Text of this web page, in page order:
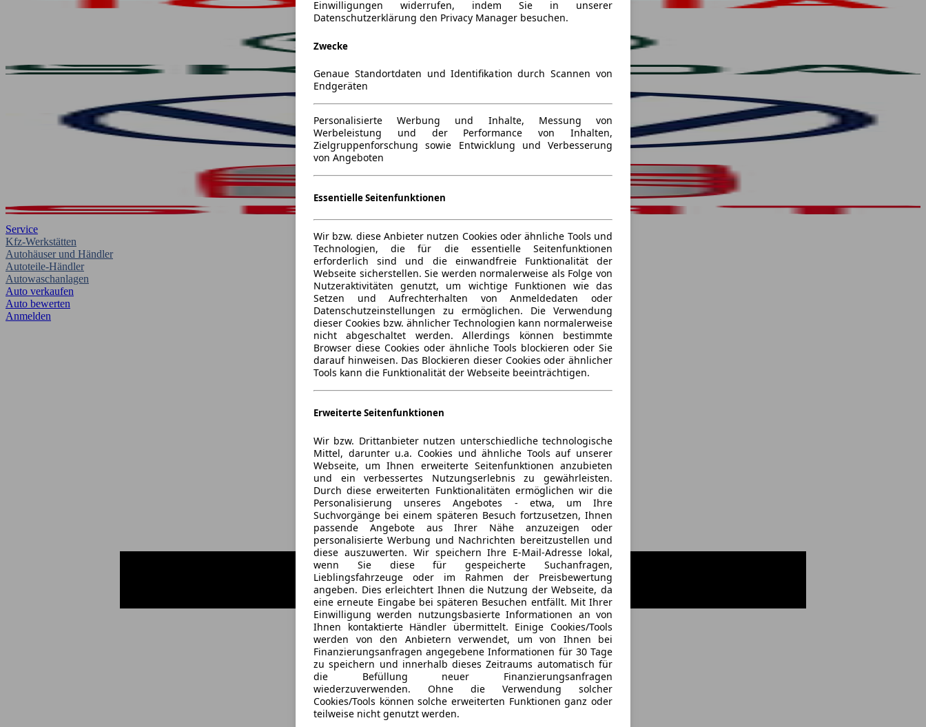
Service
Kfz-Werkstätten
Autohäuser und Händler
Autoteile-Händler
Autowaschanlagen
Auto verkaufen
Auto bewerten
Anmelden
Einwilligungen widerrufen, indem Sie in unserer
Datenschutzerklärung den Privacy Manager besuchen.
Zwecke
Genaue Standortdaten und Identifikation durch Scannen von
Endgeräten
Personalisierte Werbung und Inhalte, Messung von
Werbeleistung und der Performance von Inhalten,
Zielgruppenforschung sowie Entwicklung und Verbesserung
von Angeboten
Essentielle Seitenfunktionen
Wir bzw. diese Anbieter nutzen Cookies oder ähnliche Tools und
Technologien, die für die essentielle Seitenfunktionen
erforderlich sind und die einwandfreie Funktionalität der
Webseite sicherstellen. Sie werden normalerweise als Folge von
Nutzeraktivitäten genutzt, um wichtige Funktionen wie das
Setzen und Aufrechterhalten von Anmeldedaten oder
Datenschutzeinstellungen zu ermöglichen. Die Verwendung
dieser Cookies bzw. ähnlicher Technologien kann normalerweise
nicht abgeschaltet werden. Allerdings können bestimmte
Browser diese Cookies oder ähnliche Tools blockieren oder Sie
darauf hinweisen. Das Blockieren dieser Cookies oder ähnlicher
Tools kann die Funktionalität der Webseite beeinträchtigen.
Erweiterte Seitenfunktionen
Wir bzw. Drittanbieter nutzen unterschiedliche technologische
Mittel, darunter u.a. Cookies und ähnliche Tools auf unserer
Webseite, um Ihnen erweiterte Seitenfunktionen anzubieten
und ein verbessertes Nutzungserlebnis zu gewährleisten.
Durch diese erweiterten Funktionalitäten ermöglichen wir die
Personalisierung unseres Angebotes - etwa, um Ihre
Suchvorgänge bei einem späteren Besuch fortzusetzen, Ihnen
passende Angebote aus Ihrer Nähe anzuzeigen oder
personalisierte Werbung und Nachrichten bereitzustellen und
diese auszuwerten. Wir speichern Ihre E-Mail-Adresse lokal,
wenn Sie diese für gespeicherte Suchanfragen,
Lieblingsfahrzeuge oder im Rahmen der Preisbewertung
angeben. Dies erleichtert Ihnen die Nutzung der Webseite, da
eine erneute Eingabe bei späteren Besuchen entfällt. Mit Ihrer
Einwilligung werden nutzungsbasierte Informationen an von
Ihnen kontaktierte Händler übermittelt. Einige Cookies/Tools
werden von den Anbietern verwendet, um von Ihnen bei
Finanzierungsanfragen angegebene Informationen für 30 Tage
zu speichern und innerhalb dieses Zeitraums automatisch für
die Befüllung neuer Finanzierungsanfragen
wiederzuverwenden. Ohne die Verwendung solcher
Cookies/Tools können solche erweiterten Funktionen ganz oder
teilweise nicht genutzt werden.